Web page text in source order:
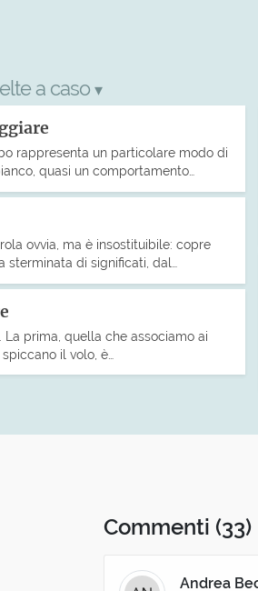
a caso ▾
rappresenta un particolare modo di
quasi un comportamento…
ovvia, ma è insostituibile: copre
sterminata di significati, dal…
La prima, quella che associamo ai
il volo, è…
Commenti (33)
Andrea